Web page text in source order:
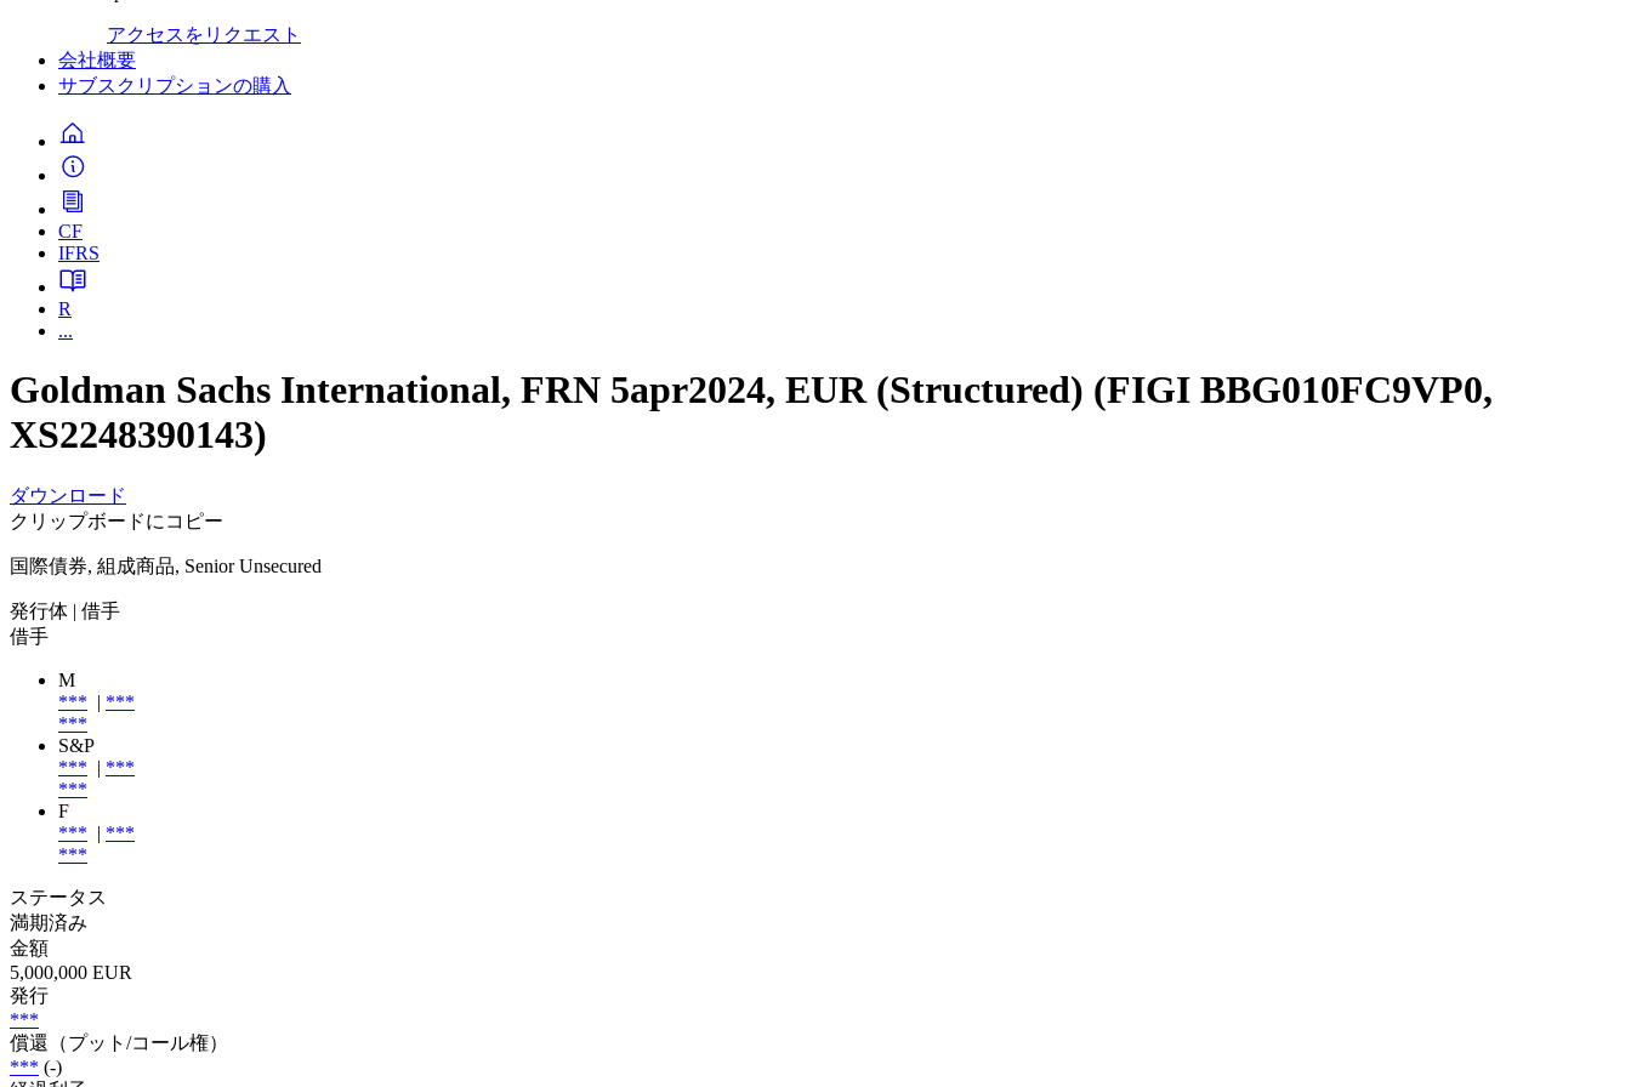
アクセスをリクエスト
会社概要
サブスクリプションの購入
CF
IFRS
R
...
Goldman Sachs International, FRN 5apr2024, EUR (Structured) (FIGI BBG010FC9VP0,
XS2248390143)
ダウンロード
クリップボードにコピー
国際債券, 組成商品, Senior Unsecured
発行体 | 借手
借手
M
*** | ***
***
S&P
*** | ***
***
F
*** | ***
***
ステータス
満期済み
金額
5,000,000 EUR
発行
***
償還（プット/コール権）
*** (-)